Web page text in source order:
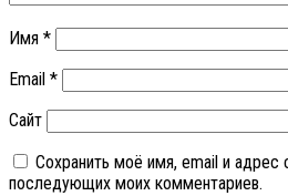
Имя *
Email *
Сайт
Сохранить моё имя, email и адрес
последующих моих комментариев.